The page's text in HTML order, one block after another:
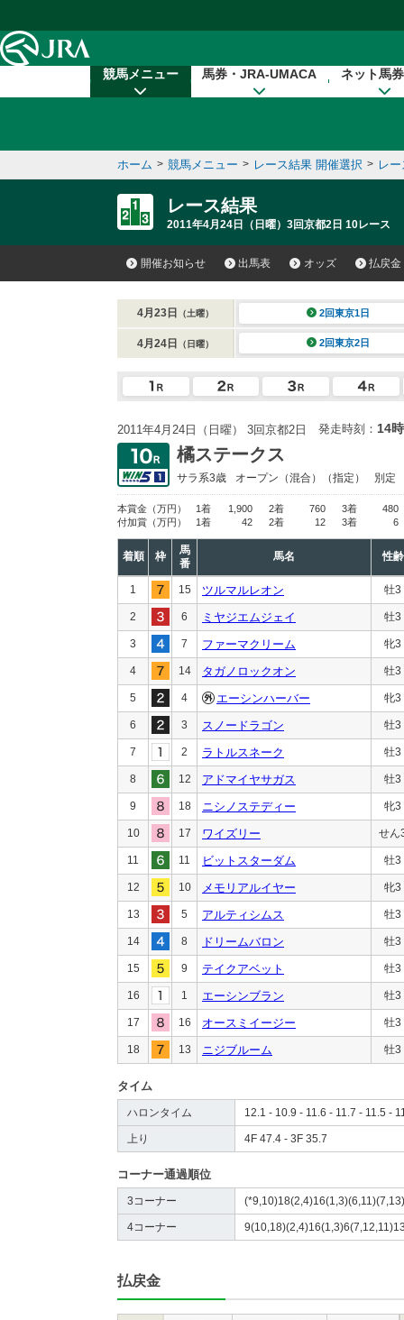
競馬メニュー 馬券・JRA-UMACA ネット馬
ホーム > 競馬メニュー > レース結果 開催選択 > レ
レース結果
2011年4月24日（日曜）3回京都2日 10レース
開催お知らせ 出馬表 オッズ 払戻金
4月23日 （土曜） 2回東京1日
4月24日 （日曜） 2回東京2日
2011年4月24日（日曜） 3回京都2日 発走時刻： 14
橘ステークス
サラ系3歳 オープン （混合）（指定） 別定
本賞金 （万円） 1着 1,900 2着 760 3着
480
付加賞 （万円） 1着 42 2着 12 3着 6
着順 枠
馬
番
馬名 性齢
1 15 ツルマルレオン 牡3
2 6 ミヤジエムジェイ 牡3
3 7 ファーマクリーム 牝3
4 14 タガノロックオン 牡3
5 4 エーシンハーバー 牝3
6 3 スノードラゴン 牡3
7 2 ラトルスネーク 牡3
8 12 アドマイヤサガス 牡3
9 18 ニシノステディー 牝3
10 17 ワイズリー せん
11 11 ビットスターダム 牡3
12 10 メモリアルイヤー 牝3
13 5 アルティシムス 牡3
14 8 ドリームバロン 牡3
15 9 テイクアベット 牡3
16 1 エーシンブラン 牡3
17 16 オースミイージー 牡3
18 13 ニジブルーム 牡3
タイム
ハロンタイム 12.1 - 10.9 - 11.6 - 11.7 - 11.5 -
上り 4F 47.4 - 3F 35.7
コーナー通過順位
3コーナー
4コーナー
払戻金